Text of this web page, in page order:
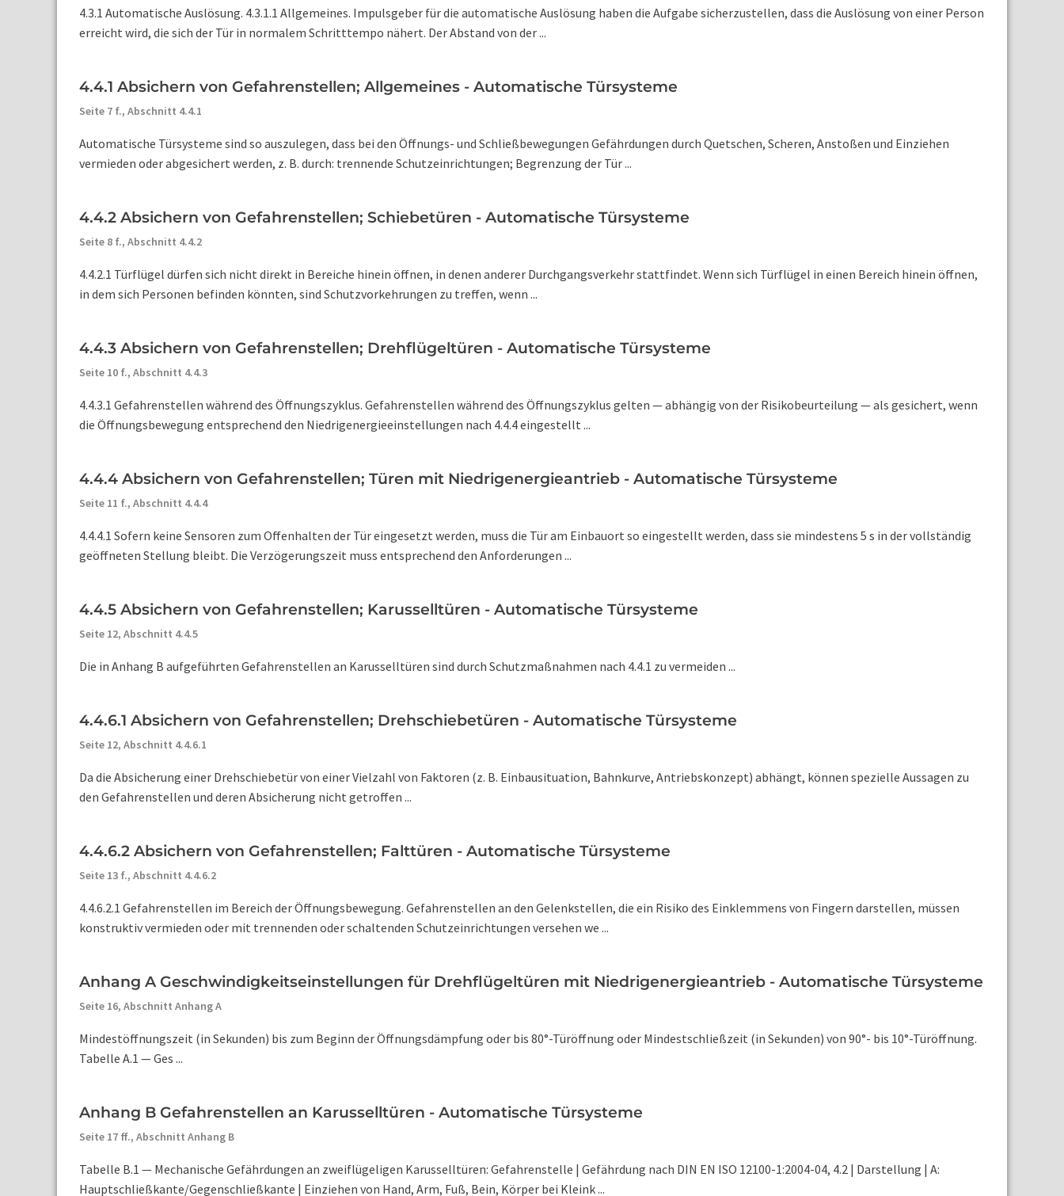
4.3.1 Automatische Auslösung. 4.3.1.1 Allgemeines. Impulsgeber für die automatische Auslösung haben die Aufgabe sicherzustellen, dass die Auslösung von einer Person
erreicht wird, die sich der Tür in normalem Schritttempo nähert. Der Abstand von der ...
4.4.1 Absichern von Gefahrenstellen; Allgemeines - Automatische Türsysteme
Seite 7 f., Abschnitt 4.4.1
Automatische Türsysteme sind so auszulegen, dass bei den Öffnungs- und Schließbewegungen Gefährdungen durch Quetschen, Scheren, Anstoßen und Einziehen
vermieden oder abgesichert werden, z. B. durch: trennende Schutzeinrichtungen; Begrenzung der Tür ...
4.4.2 Absichern von Gefahrenstellen; Schiebetüren - Automatische Türsysteme
Seite 8 f., Abschnitt 4.4.2
4.4.2.1 Türflügel dürfen sich nicht direkt in Bereiche hinein öffnen, in denen anderer Durchgangsverkehr stattfindet. Wenn sich Türflügel in einen Bereich hinein öffnen,
in dem sich Personen befinden könnten, sind Schutzvorkehrungen zu treffen, wenn ...
4.4.3 Absichern von Gefahrenstellen; Drehflügeltüren - Automatische Türsysteme
Seite 10 f., Abschnitt 4.4.3
4.4.3.1 Gefahrenstellen während des Öffnungszyklus. Gefahrenstellen während des Öffnungszyklus gelten — abhängig von der Risikobeurteilung — als gesichert, wenn
die Öffnungsbewegung entsprechend den Niedrigenergieeinstellungen nach 4.4.4 eingestellt ...
4.4.4 Absichern von Gefahrenstellen; Türen mit Niedrigenergieantrieb - Automatische Türsysteme
Seite 11 f., Abschnitt 4.4.4
4.4.4.1 Sofern keine Sensoren zum Offenhalten der Tür eingesetzt werden, muss die Tür am Einbauort so eingestellt werden, dass sie mindestens 5 s in der vollständig
geöffneten Stellung bleibt. Die Verzögerungszeit muss entsprechend den Anforderungen ...
4.4.5 Absichern von Gefahrenstellen; Karusselltüren - Automatische Türsysteme
Seite 12, Abschnitt 4.4.5
Die in Anhang B aufgeführten Gefahrenstellen an Karusselltüren sind durch Schutzmaßnahmen nach 4.4.1 zu vermeiden ...
4.4.6.1 Absichern von Gefahrenstellen; Drehschiebetüren - Automatische Türsysteme
Seite 12, Abschnitt 4.4.6.1
Da die Absicherung einer Drehschiebetür von einer Vielzahl von Faktoren (z. B. Einbausituation, Bahnkurve, Antriebskonzept) abhängt, können spezielle Aussagen zu
den Gefahrenstellen und deren Absicherung nicht getroffen ...
4.4.6.2 Absichern von Gefahrenstellen; Falttüren - Automatische Türsysteme
Seite 13 f., Abschnitt 4.4.6.2
4.4.6.2.1 Gefahrenstellen im Bereich der Öffnungsbewegung. Gefahrenstellen an den Gelenkstellen, die ein Risiko des Einklemmens von Fingern darstellen, müssen
konstruktiv vermieden oder mit trennenden oder schaltenden Schutzeinrichtungen versehen we ...
Anhang A Geschwindigkeitseinstellungen für Drehflügeltüren mit Niedrigenergieantrieb - Automatische Türsysteme
Seite 16, Abschnitt Anhang A
Mindestöffnungszeit (in Sekunden) bis zum Beginn der Öffnungsdämpfung oder bis 80°-Türöffnung oder Mindestschließzeit (in Sekunden) von 90°- bis 10°-Türöffnung.
Tabelle A.1 — Ges ...
Anhang B Gefahrenstellen an Karusselltüren - Automatische Türsysteme
Seite 17 ff., Abschnitt Anhang B
Tabelle B.1 — Mechanische Gefährdungen an zweiflügeligen Karusselltüren: Gefahrenstelle | Gefährdung nach DIN EN ISO 12100-1:2004-04, 4.2 | Darstellung | A:
Hauptschließkante/Gegenschließkante | Einziehen von Hand, Arm, Fuß, Bein, Körper bei Kleink ...